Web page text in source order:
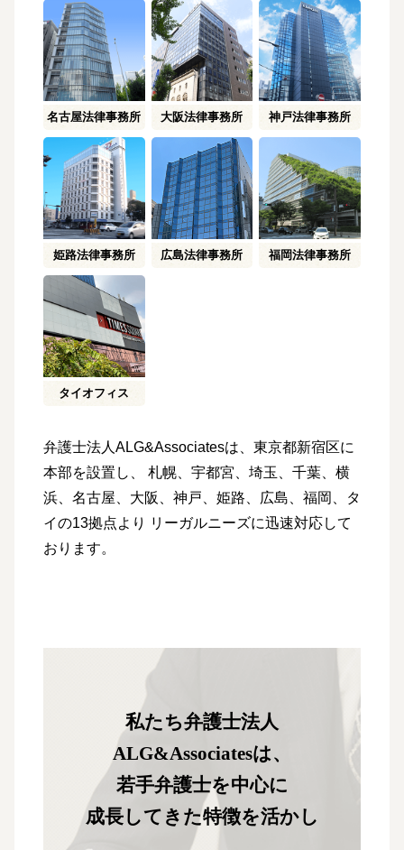
名古屋法律事務所 大阪法律事務所 神戸法律事務所
姫路法律事務所 広島法律事務所 福岡法律事務所
タイオフィス
弁護士法人ALG&Associatesは、東京都新宿区に
本部を設置し、
札幌、宇都宮、埼玉、千葉、横
浜、名古屋、大阪、神戸、姫路、広島、福岡、タ
イの13拠点より
リーガルニーズに迅速対応して
おります。
私たち弁護士法人
ALG&Associatesは、
若手弁護士を中心に
成長してきた特徴を活かし